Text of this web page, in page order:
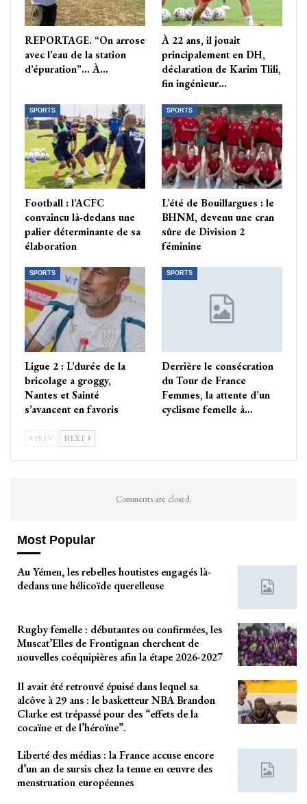
REPORTAGE. “On arrose
avec l’eau de la station
d’épuration”… À…
À 22 ans, il jouait
principalement en DH,
déclaration de Karim Tlili,
fin ingénieur…
SPORTS
Football : l’ACFC
convaincu là-dedans une
palier déterminante de sa
élaboration
SPORTS
L’été de Bouillargues : le
BHNM, devenu une cran
sûre de Division 2
féminine
SPORTS
Ligue 2 : L’durée de la
bricolage a groggy,
Nantes et Sainté
s’avancent en favoris
SPORTS
Derrière le consécration
du Tour de France
Femmes, la attente d’un
cyclisme femelle à…
PREV NEXT
Comments are closed.
Most Popular
Au Yémen, les rebelles houtistes engagés là-
dedans une hélicoïde querelleuse
Rugby femelle : débutantes ou confirmées, les
Muscat’Elles de Frontignan cherchent de
nouvelles coéquipières afin la étape 2026-2027
Il avait été retrouvé épuisé dans lequel sa
alcôve à 29 ans : le basketteur NBA Brandon
Clarke est trépassé pour des “effets de la
cocaïne et de l’héroïne”.
Liberté des médias : la France accuse encore
d’un an de sursis chez la tenue en œuvre des
menstruation européennes